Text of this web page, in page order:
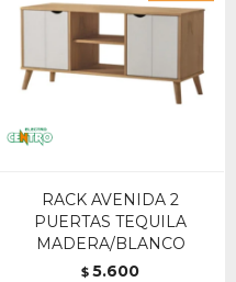
RACK AVENIDA 2
PUERTAS TEQUILA
MADERA/BLANCO
$ 5.600